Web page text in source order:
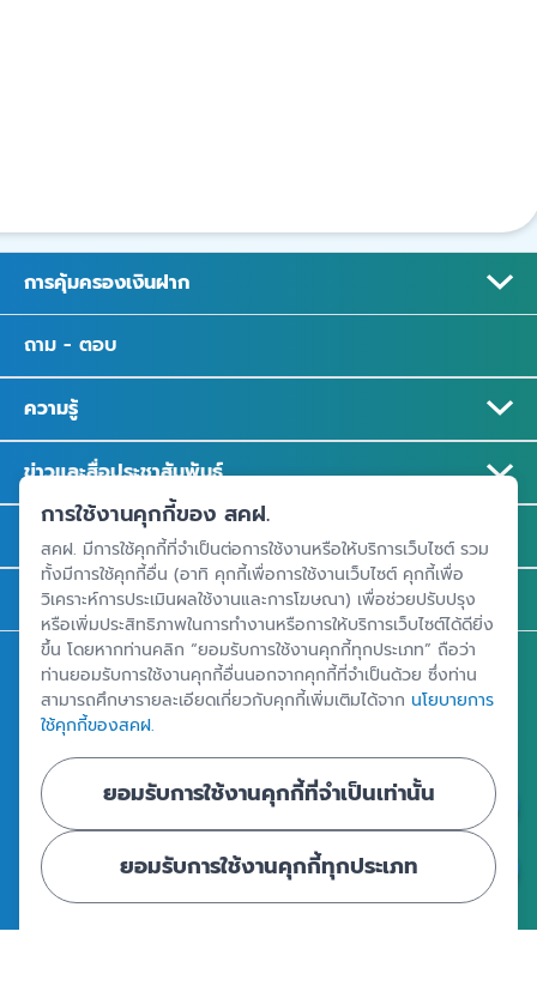
การคุ้มครองเงินฝาก
ถาม - ตอบ
ความรู้
ข่าวและสื่อประชาสัมพันธ์
รู้จัก สคฝ.
ติดต่อ สคฝ.
สถาบันคุ้มครองเงินฝาก
อาคารเอสเจ อินฟินิท วัน บิสซิเนสคอมเพล็กซ์ ชั้น 25 - 27 เลขที่ 349
ถนนวิภาวดีรังสิต แขวงจอมพล เขตจตุจักร กรุงเทพฯ 10900
ศูนย์ข้อมูลคุ้มครองเงินฝาก
การใช้งานคุกกี้ของ สคฝ.
สคฝ. มีการใช้คุกกี้ที่จำเป็นต่อการใช้งานหรือให้บริการเว็บไซต์ รวม
ทั้งมีการใช้คุกกี้อื่น (อาทิ คุกกี้เพื่อการใช้งานเว็บไซต์ คุกกี้เพื่อ
วิเคราะห์การประเมินผลใช้งานและการโฆษณา) เพื่อช่วยปรับปรุง
หรือเพิ่มประสิทธิภาพในการทำงานหรือการให้บริการเว็บไซต์ได้ดียิ่ง
ขึ้น โดยหากท่านคลิก “ยอมรับการใช้งานคุกกี้ทุกประเภท” ถือว่า
ท่านยอมรับการใช้งานคุกกี้อื่นนอกจากคุกกี้ที่จำเป็นด้วย ซึ่งท่าน
สามารถศึกษารายละเอียดเกี่ยวกับคุกกี้เพิ่มเติมได้จาก นโยบายการ
ใช้คุกกี้ของสคฝ.
ยอมรับการใช้งานคุกกี้ที่จำเป็นเท่านั้น
ยอมรับการใช้งานคุกกี้ทุกประเภท